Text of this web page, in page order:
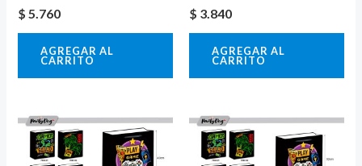
$ 5.760
AGREGAR AL
CARRITO
$ 3.840
AGREGAR AL
CARRITO